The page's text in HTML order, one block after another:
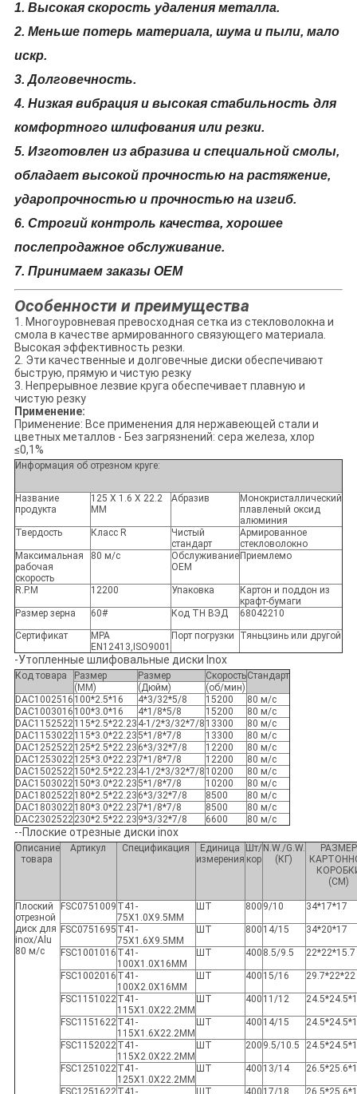
1. Высокая скорость удаления металла.
2. Меньше потерь материала, шума и пыли, мало
искр.
3. Долговечность.
4. Низкая вибрация и высокая стабильность для
комфортного шлифования или резки.
5. Изготовлен из абразива и специальной смолы,
обладает высокой прочностью на растяжение,
ударопрочностью и прочностью на изгиб.
6. Строгий контроль качества, хорошее
послепродажное обслуживание.
7. Принимаем заказы OEM
Особенности и преимущества
1. Многоуровневая превосходная сетка из стекловолокна и
смола в качестве армированного связующего материала.
Высокая эффективность резки.
2. Эти качественные и долговечные диски обеспечивают
быструю, прямую и чистую резку
3. Непрерывное лезвие круга обеспечивает плавную и
чистую резку
Применение:
Применение: Все применения для нержавеющей стали и
цветных металлов - Без загрязнений: сера железа, хлор
≤0,1%
Информация об отрезном круге:
Название
продукта
125 X 1.6 X 22.2
ММ
Абразив
Монокристаллический
плавленый оксид
алюминия
Твердость
Класс R
Чистый
стандарт
Армированное
стекловолокно
Максимальная
рабочая
скорость
80 м/с
Обслуживание
OEM
Приемлемо
R.P.M 12200 Упаковка
Картон и поддон из
крафт-бумаги
Размер зерна
60# Код ТН ВЭД
68042210
Сертификат
MPA
EN12413,ISO9001
Порт погрузки Тяньцзинь или другой
-Утопленные шлифовальные диски Inox
Код товара Размер Размер СкоростьСтандарт
(ММ)
(Дюйм)
(об/мин)
DAC1002516 100*2.5*16 4*3/32*5/8 15200
80 м/с
DAC1003016 100*3.0*16 4*1/8*5/8 15200
80 м/с
DAC1152522115*2.5*22.23 4-1/2*3/32*7/8 13300
80 м/с
DAC1153022115*3.0*22.235*1/8*7/8 13300
80 м/с
DAC1252522125*2.5*22.23 6*3/32*7/8 12200
80 м/с
DAC1253022125*3.0*22.237*1/8*7/8 12200
80 м/с
DAC1502522150*2.5*22.23 4-1/2*3/32*7/8 10200
80 м/с
DAC1503022150*3.0*22.235*1/8*7/8 10200
80 м/с
DAC1802522180*2.5*22.23 6*3/32*7/8 8500
80 м/с
DAC1803022180*3.0*22.237*1/8*7/8 8500
80 м/с
DAC2302522230*2.5*22.23 9*3/32*7/8 6600 80 м/с
--Плоские отрезные диски inox
Описание
товара
Артикул Спецификация
Единица
измерения
Шт/
кор
N.W./G.W.
(КГ)
РАЗМЕР
(СМ)
Плоский
отрезной
диск для
inox/Alu
80 м/с
FSC0751009 T41-
75X1.0X9.5MM
ШТ 800 9/10 34*17*17
FSC0751695 T41-
75X1.6X9.5MM
ШТ 800 14/15 34*20*17
FSC1001016 T41-
100X1.0X16MM
ШТ 400 8.5/9.5 22*22*15.7
FSC1002016 T41-
100X2.0X16MM
ШТ 400 15/16 29.7*22*22
FSC1151022T41-
115X1.0X22.2MM
ШТ 400 11/12
FSC1151622T41-
115X1.6X22.2MM
ШТ 400 14/15
FSC1152022T41-
115X2.0X22.2MM
ШТ 200 9.5/10.5
FSC1251022T41-
125X1.0X22.2MM
ШТ 400 13/14